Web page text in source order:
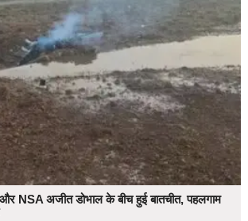
NSA अजीत डोभाल के बीच हुई बातचीत, पहलगाम